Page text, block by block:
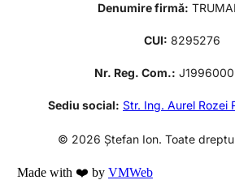
Denumire firmă:
CUI: 8295276
Nr. Reg. Com.:
Sediu social: Str. Ing. Aurel Rozei
© 2026 Ștefan Ion. Toate
Made with ❤️ by VMWeb